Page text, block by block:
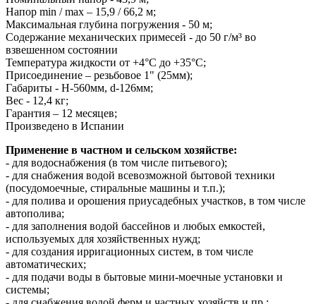
Напор min / max – 15,9 / 66,2 м;
Максимальная глубина погружения - 50 м;
Содержание механических примесей - до 50 г/м³ во
взвешенном состоянии
Температура жидкости от +4°С до +35°С;
Присоединение – резьбовое 1" (25мм);
Габариты - H-560мм, d-126мм;
Вес - 12,4 кг;
Гарантия – 12 месяцев;
Произведено в Испании
Применение в частном и сельском хозяйстве:
- для водоснабжения (в том числе питьевого);
- для снабжения водой всевозможной бытовой техники
(посудомоечные, стиральные машины и т.п.);
- для полива и орошения приусадебных участков, в том числе
автополива;
- для заполнения водой бассейнов и любых емкостей,
используемых для хозяйственных нужд;
- для создания ирригационных систем, в том числе
автоматических;
- для подачи воды в бытовые мини-моечные установки и
системы;